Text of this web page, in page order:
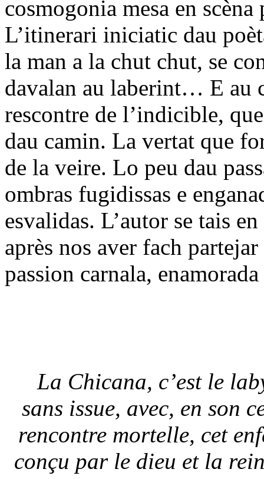
cosmogonia mesa en
L’itinerari iniciatic dau
la man a la chut chut, se
davalan au laberint… E au
rescontre de l’indicible,
dau camin. La vertat que
de la veire. Lo peu dau
ombras fugidissas e
esvalidas. L’autor se tais
après nos aver fach
passion carnala,
La Chicana, c’est le
sans issue, avec, en son
rencontre mortelle, cet
conçu par le dieu et la